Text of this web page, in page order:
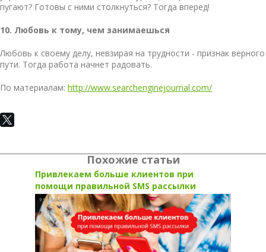
пугают? Готовы с ними столкнуться? Тогда вперед!
10. Любовь к тому, чем занимаешься
Любовь к своему делу, невзирая на трудности - признак верного
пути. Тогда работа начнет радовать.
По материалам: http://www.searchenginejournal.com/
Похожие статьи
Привлекаем больше клиентов при
помощи правильной SMS рассылки